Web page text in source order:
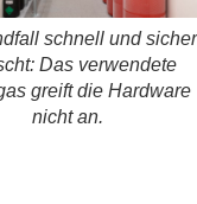
schnell und sicher
Das verwendete
greift die Hardware
nicht an.